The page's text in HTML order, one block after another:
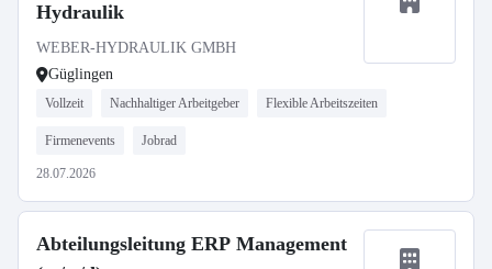
Hydraulik
WEBER-HYDRAULIK GMBH
Güglingen
Vollzeit Nachhaltiger Arbeitgeber Flexible Arbeitszeiten
Firmenevents Jobrad
28.07.2026
Abteilungsleitung ERP Management